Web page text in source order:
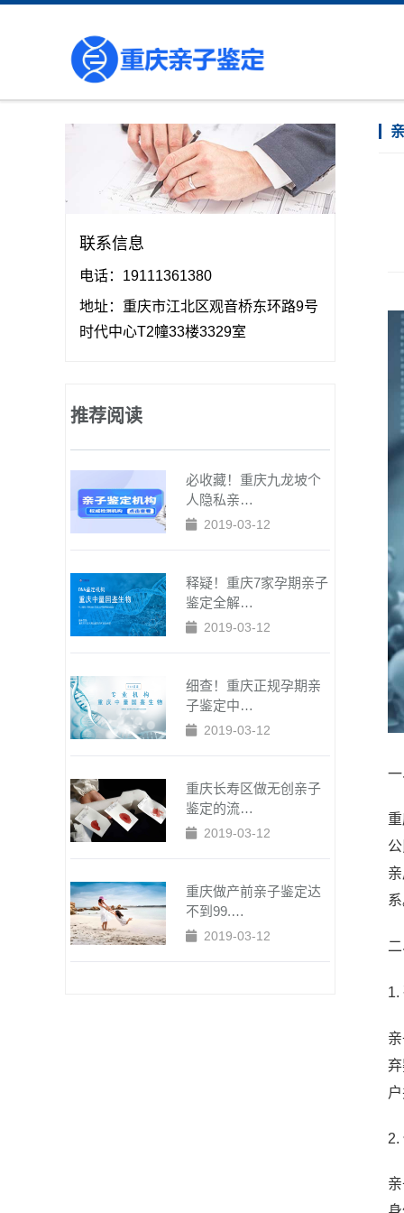
联系信息
电话：19111361380
地址：重庆市江北区观音桥东环路9号
时代中心T2幢33楼3329室
推荐阅读
必收藏！重庆九龙坡个
人隐私亲…
2019-03-12
释疑！重庆7家孕期亲子
鉴定全解…
2019-03-12
细查！重庆正规孕期亲
子鉴定中…
2019-03-12
重庆长寿区做无创亲子
鉴定的流…
2019-03-12
重庆做产前亲子鉴定达
不到99.…
2019-03-12
一
系
二
1.
2.